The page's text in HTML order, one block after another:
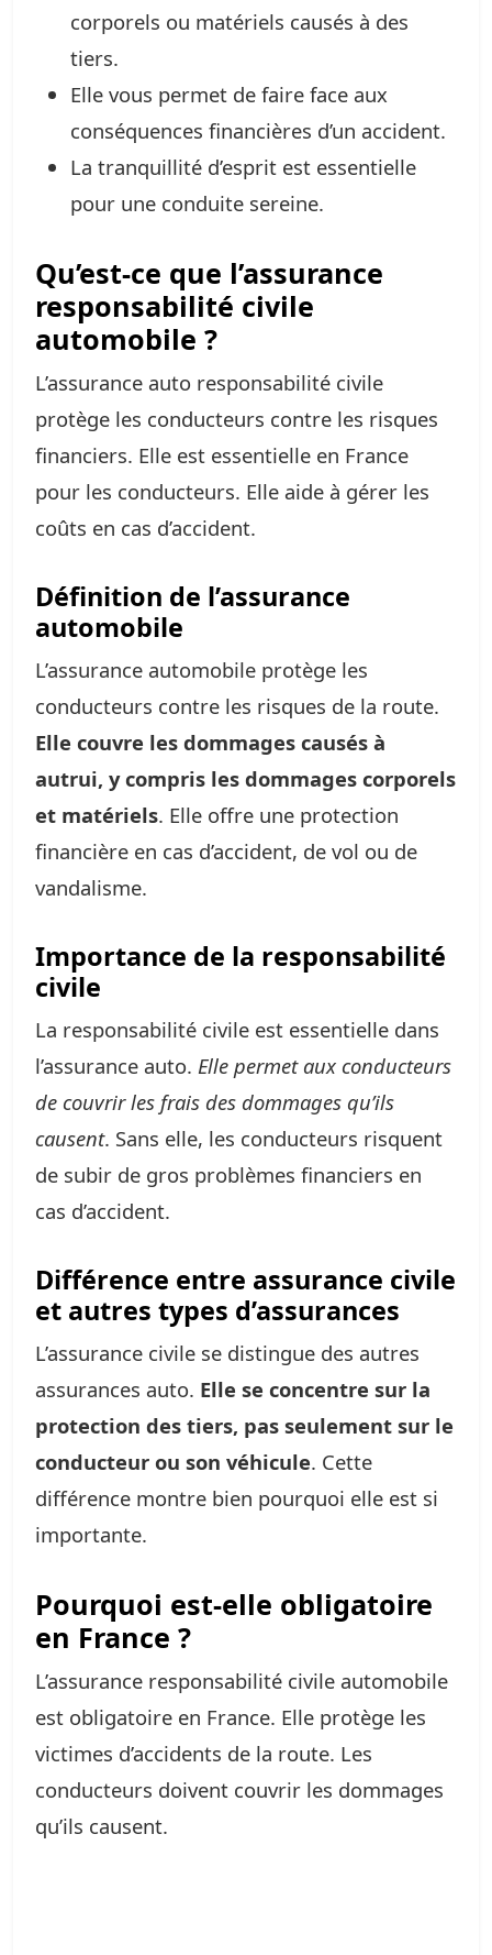
corporels ou matériels causés à des
tiers.
Elle vous permet de faire face aux
conséquences financières d’un accident.
La tranquillité d’esprit est essentielle
pour une conduite sereine.
Qu’est-ce que l’assurance
responsabilité civile
automobile ?
L’assurance auto responsabilité civile
protège les conducteurs contre les risques
financiers. Elle est essentielle en France
pour les conducteurs. Elle aide à gérer les
coûts en cas d’accident.
Définition de l’assurance
automobile
L’assurance automobile protège les
conducteurs contre les risques de la route.
Elle couvre les dommages causés à
autrui, y compris les dommages corporels
et matériels. Elle offre une protection
financière en cas d’accident, de vol ou de
vandalisme.
Importance de la responsabilité
civile
La responsabilité civile est essentielle dans
l’assurance auto. Elle permet aux conducteurs
de couvrir les frais des dommages qu’ils
causent. Sans elle, les conducteurs risquent
de subir de gros problèmes financiers en
cas d’accident.
Différence entre assurance civile
et autres types d’assurances
L’assurance civile se distingue des autres
assurances auto. Elle se concentre sur la
protection des tiers, pas seulement sur le
conducteur ou son véhicule. Cette
différence montre bien pourquoi elle est si
importante.
Pourquoi est-elle obligatoire
en France ?
L’assurance responsabilité civile automobile
est obligatoire en France. Elle protège les
victimes d’accidents de la route. Les
conducteurs doivent couvrir les dommages
qu’ils causent.